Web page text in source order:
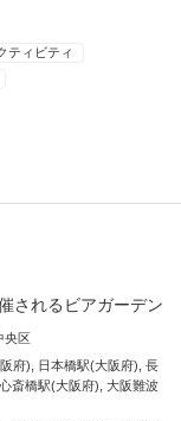
ティビティ
されるビアガーデン
央区
府)
日本橋駅(大阪府) ,長
心斎橋駅(大阪府) ,大阪難波